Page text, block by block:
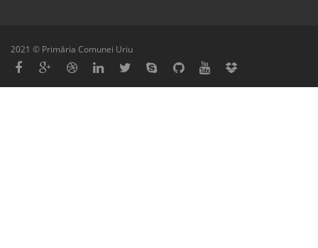
2021 © Primăria Comunei Uriu